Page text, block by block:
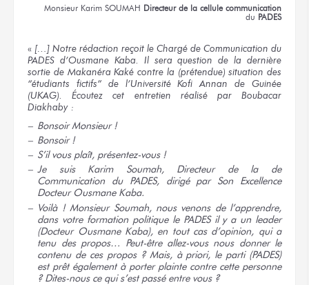
Monsieur Karim SOUMAH Directeur de la cellulecommunication
du PADES
« […] Notre rédaction reçoit le Chargé de Communication du
PADES d’Ousmane Kaba. Il sera question de la dernière
sortie de Makanéra Kaké contre la (prétendue) situation des
“étudiants fictifs” de l’Université Kofi Annan de Guinée
(UKAG). Écoutez cet entretien réalisé par Boubacar
Diakhaby :
BonsoirMonsieur !
Bonsoir !
S’il vous plaît, présentez-vous !
Je suis Karim Soumah, Directeur de la de
Communication du PADES, dirigé par Son Excellence
Docteur Ousmane Kaba.
Voilà ! Monsieur Soumah, nous venons de l’apprendre,
dans votre formation politique le PADES il y a un leader
(Docteur Ousmane Kaba), en tout cas d’opinion, qui a
tenu des propos… Peut-être allez-vous nous donner le
contenu de ces propos ? Mais, à priori, le parti (PADES)
est prêt également à porter plainte contre cette personne
? Dites-nous ce qui s’est passé entre vous ?